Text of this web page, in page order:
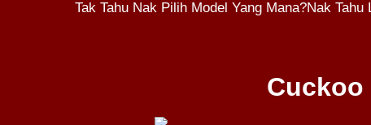
Tak Tahu Nak Pilih Model Yang Mana?Nak
Cuckoo